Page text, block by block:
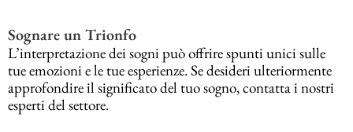
Sognare un Trionfo
L’interpretazione dei sogni può offrire spunti unici sulle
tue emozioni e le tue esperienze. Se desideri ulteriormente
approfondire il significato del tuo sogno, contatta i nostri
esperti del settore.